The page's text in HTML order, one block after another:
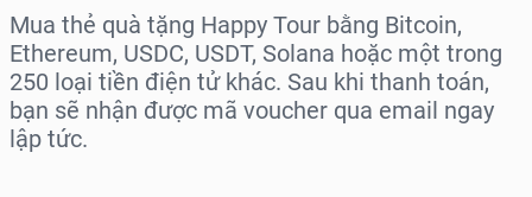
Mua thẻ quà tặng Happy Tour bằng Bitcoin,
Ethereum, USDC, USDT, Solana hoặc một trong
250 loại tiền điện tử khác. Sau khi thanh toán,
bạn sẽ nhận được mã voucher qua email ngay
lập tức.